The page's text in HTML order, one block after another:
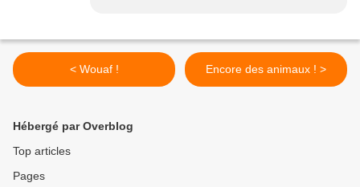
< Wouaf ! Encore des animaux ! >
Hébergé par Overblog
Top articles
Pages